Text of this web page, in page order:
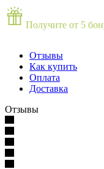
Получите от 5
Отзывы
Как купить
Оплата
Доставка
Отзывы